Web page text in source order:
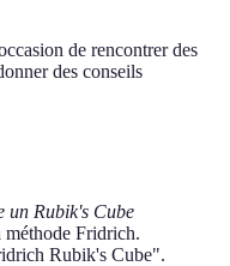
de rencontrer des
des conseils
un Rubik's Cube
méthode Fridrich.
Rubik's Cube".